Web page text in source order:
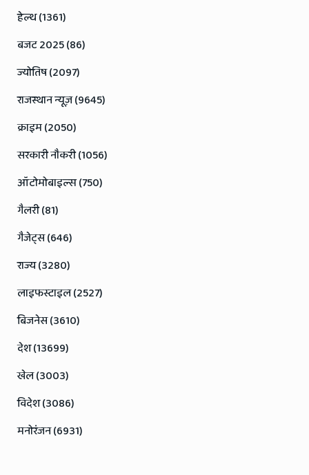
हेल्थ (1361)
बजट 2025 (86)
ज्योतिष (2097)
राजस्थान न्यूज़ (9645)
क्राइम (2050)
सरकारी नौकरी (1056)
ऑटोमोबाइल्स (750)
गैलरी (81)
गैजेट्स (646)
राज्य (3280)
लाइफस्टाइल (2527)
बिजनेस (3610)
देश (13699)
खेल (3003)
विदेश (3086)
मनोरंजन (6931)